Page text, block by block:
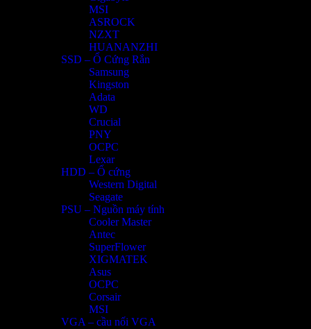
MSI
ASROCK
NZXT
HUANANZHI
SSD – Ổ Cứng Rắn
Samsung
Kingston
Adata
WD
Crucial
PNY
OCPC
Lexar
HDD – Ổ cứng
Western Digital
Seagate
PSU – Nguồn máy tính
Cooler Master
Antec
SuperFlower
XIGMATEK
Asus
OCPC
Corsair
MSI
VGA – cầu nối VGA